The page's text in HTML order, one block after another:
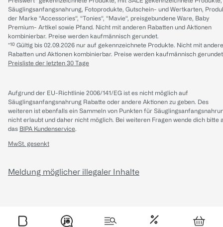
Säuglingsanfangsnahrung, Fotoprodukte, Gutschein- und Wertkarten,
der Marke “Accessories“, “Tonies“, “Mavie“, preisgebundene Ware, Baby
Premium- Artikel sowie Pfand. Nicht mit anderen Rabatten und Aktionen
kombinierbar. Preise werden kaufmännisch gerundet.
*¹⁰ Gültig bis 02.09.2026 nur auf gekennzeichnete Produkte. Nicht mit
Rabatten und Aktionen kombinierbar. Preise werden kaufmännisch
Preisliste der letzten 30 Tage
Aufgrund der EU-Richtlinie 2006/141/EG ist es nicht möglich auf
Säuglingsanfangsnahrung Rabatte oder andere Aktionen zu geben. Des
weiteren ist ebenfalls ein Sammeln von Punkten für
nicht erlaubt und daher nicht möglich. Bei weiteren Fragen wende dich bitte
das BIPA Kundenservice.
MwSt. gesenkt
Meldung möglicher illegaler Inhalte